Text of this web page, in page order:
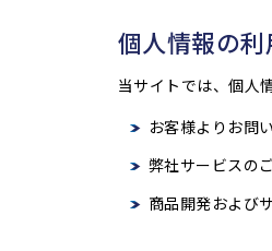
個人情報の利
当サイトでは、個人
お客様よりお問
弊社サービスの
商品開発および